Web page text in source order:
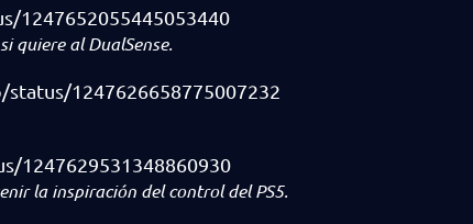
1247652055445053440
quiere al DualSense.
1247626658775007232
1247629531348860930
la inspiración del control del PS5.